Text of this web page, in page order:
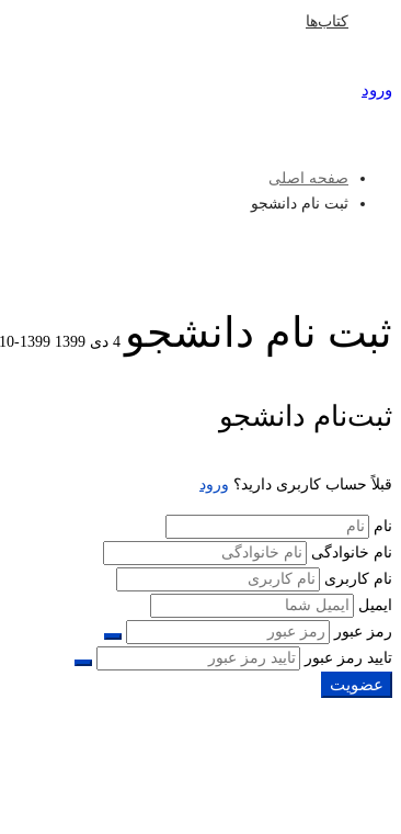
کتاب‌ها
ورود
صفحه اصلی
ثبت نام دانشجو
ثبت نام دانشجو 4 دی 1399 1399-10-11 15:47
ثبت
نام
دانشجو
ثبت‌نام دانشجو
قبلاً حساب کاربری دارید؟ ورود
نام
نام خانوادگی
نام کاربری
ایمیل
رمز عبور
تایید رمز عبور
عضویت